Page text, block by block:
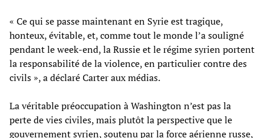
« Ce qui se passe maintenant en Syrie est tragique,
honteux, évitable, et, comme tout le monde l’a souligné
pendant le week-end, la Russie et le régime syrien portent
la responsabilité de la violence, en particulier contre des
civils », a déclaré Carter aux médias.
La véritable préoccupation à Washington n’est pas la
perte de vies civiles, mais plutôt la perspective que le
gouvernement syrien, soutenu par la force aérienne russe,